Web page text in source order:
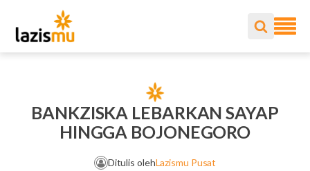
BANKZISKA LEBARKAN SAYAP
HINGGA BOJONEGORO
Ditulis olehLazismu Pusat